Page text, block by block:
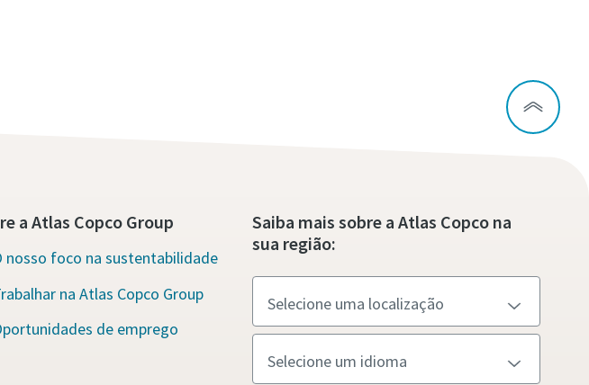
a Atlas Copco Group
nosso foco na sustentabilidade
na Atlas Copco Group
de emprego
Saiba mais sobre a Atlas Copco na
sua região: